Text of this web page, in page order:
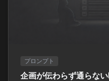
プロンプト
企画が伝わらず通らな